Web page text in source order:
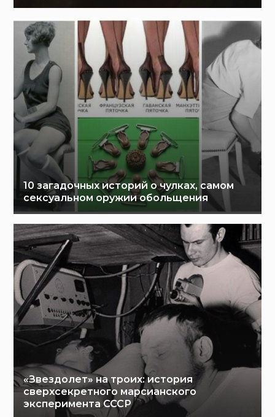
10 загадочных историй о чулках, самом
сексуальном оружии обольщения
«Звездолет» на троих: история
сверхсекретного марсианского
эксперимента СССР